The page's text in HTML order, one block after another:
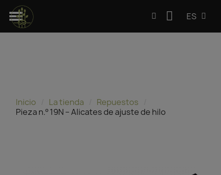
ES
Inicio La tienda
Repuestos
Pieza n.º 19N – Alicates de ajuste de hilo